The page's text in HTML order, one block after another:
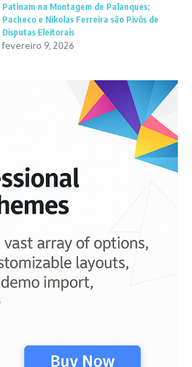
Patinam na Montagem de Palanques;
Pacheco e Nikolas Ferreira são Pivôs de
Disputas Eleitorais
fevereiro 9, 2026